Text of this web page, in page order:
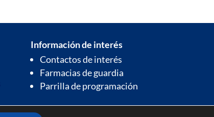
Información de interés
Contactos de interés
Farmacias de guardia
Parrilla de programación